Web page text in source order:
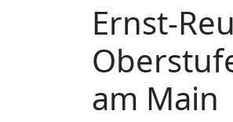
Ernst-
am Main